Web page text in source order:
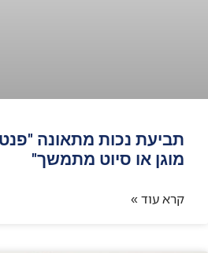
תביעת נכות מתאונה
מוגן או סיוט מתמשך"
קרא עוד »